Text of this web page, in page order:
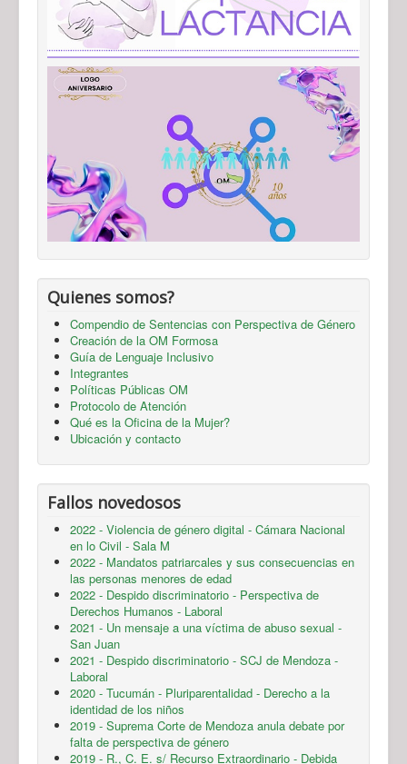
Quienes somos?
Compendio de Sentencias con Perspectiva de Género
Creación de la OM Formosa
Guía de Lenguaje Inclusivo
Integrantes
Políticas Públicas OM
Protocolo de Atención
Qué es la Oficina de la Mujer?
Ubicación y contacto
Fallos novedosos
2022 - Violencia de género digital - Cámara Nacional
en lo Civil - Sala M
2022 - Mandatos patriarcales y sus consecuencias en
las personas menores de edad
2022 - Despido discriminatorio - Perspectiva de
Derechos Humanos - Laboral
2021 - Un mensaje a una víctima de abuso sexual -
San Juan
2021 - Despido discriminatorio - SCJ de Mendoza -
Laboral
2020 - Tucumán - Pluriparentalidad - Derecho a la
identidad de los niños
2019 - Suprema Corte de Mendoza anula debate por
falta de perspectiva de género
2019 - R., C. E. s/ Recurso Extraordinario - Debida